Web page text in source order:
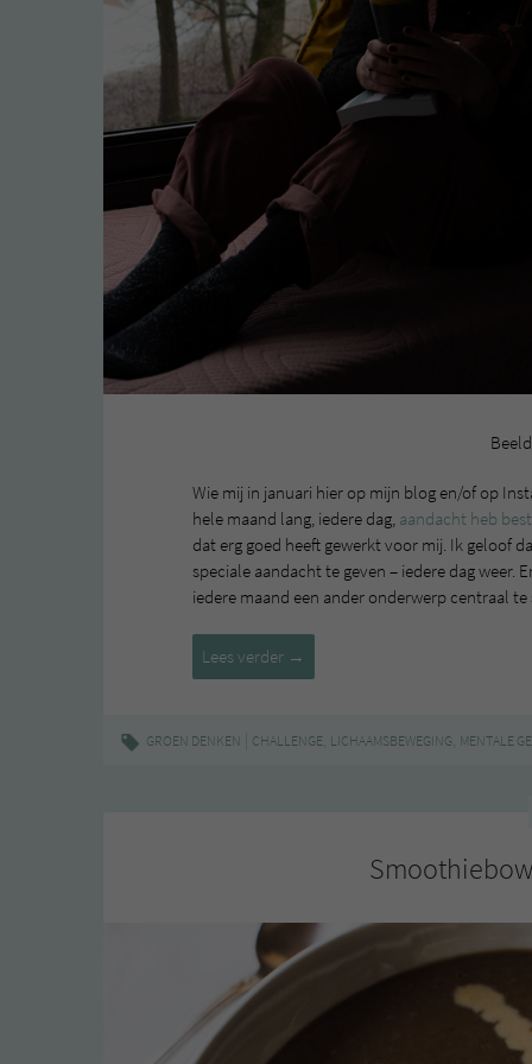
Wie mij in januari hier op mijn blog en/of op
hele maand lang, iedere dag, aandacht heb
dat erg goed heeft gewerkt voor mij. Ik geloof
speciale aandacht te geven – iedere dag weer.
iedere maand een ander onderwerp centraal
Lees verder Lichaamsbeweging
in
→
GROEN DENKEN CHALLENGE, LICHAAMSBEWEGING, MENTALE